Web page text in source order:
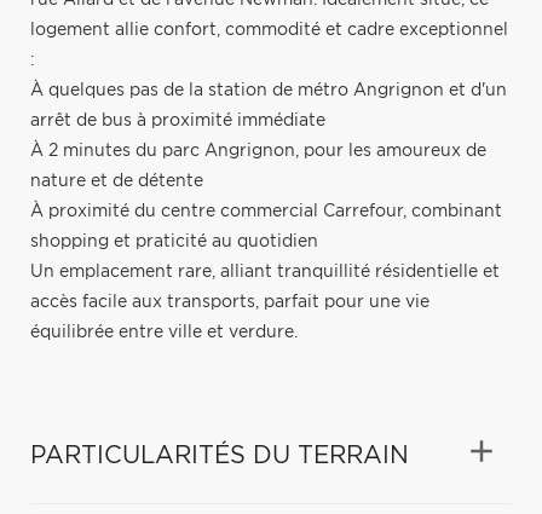
logement allie confort, commodité et cadre exceptionnel
:
À quelques pas de la station de métro Angrignon et d'un
arrêt de bus à proximité immédiate
À 2 minutes du parc Angrignon, pour les amoureux de
nature et de détente
À proximité du centre commercial Carrefour, combinant
shopping et praticité au quotidien
Un emplacement rare, alliant tranquillité résidentielle et
accès facile aux transports, parfait pour une vie
équilibrée entre ville et verdure.
PARTICULARITÉS DU TERRAIN